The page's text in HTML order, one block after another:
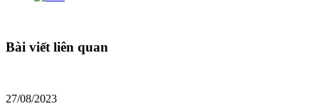
Bài viết liên quan
27/08/2023